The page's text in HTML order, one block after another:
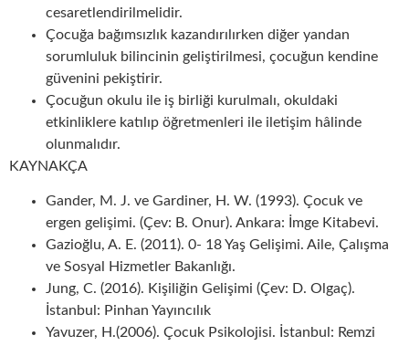
cesaretlendirilmelidir.
Çocuğa bağımsızlık kazandırılırken diğer yandan
sorumluluk bilincinin geliştirilmesi, çocuğun kendine
güvenini pekiştirir.
Çocuğun okulu ile iş birliği kurulmalı, okuldaki
etkinliklere katılıp öğretmenleri ile iletişim hâlinde
olunmalıdır.
KAYNAKÇA
Gander, M. J. ve Gardiner, H. W. (1993). Çocuk ve
ergen gelişimi. (Çev: B. Onur). Ankara: İmge Kitabevi.
Gazioğlu, A. E. (2011). 0- 18 Yaş Gelişimi. Aile, Çalışma
ve Sosyal Hizmetler Bakanlığı.
Jung, C. (2016). Kişiliğin Gelişimi (Çev: D. Olgaç).
İstanbul: Pinhan Yayıncılık
Yavuzer, H.(2006). Çocuk Psikolojisi. İstanbul: Remzi